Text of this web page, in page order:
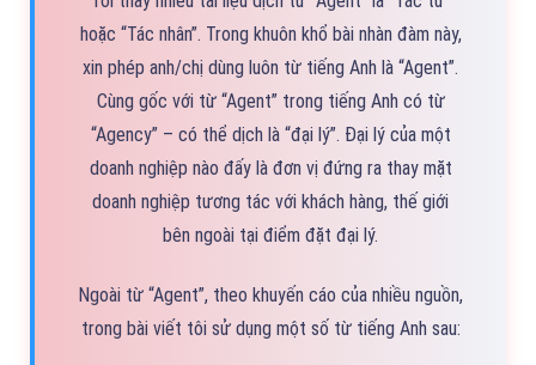
hoặc “Tác nhân”. Trong khuôn khổ bài nhàn đàm này,
xin phép anh/chị dùng luôn từ tiếng Anh là “Agent”.
Cùng gốc với từ “Agent” trong tiếng Anh có từ
“Agency” – có thể dịch là “đại lý”. Đại lý của một
doanh nghiệp nào đấy là đơn vị đứng ra thay mặt
doanh nghiệp tương tác với khách hàng, thế giới
bên ngoài tại điểm đặt đại lý.
Ngoài từ “Agent”, theo khuyến cáo của nhiều nguồn,
trong bài viết tôi sử dụng một số từ tiếng Anh sau: